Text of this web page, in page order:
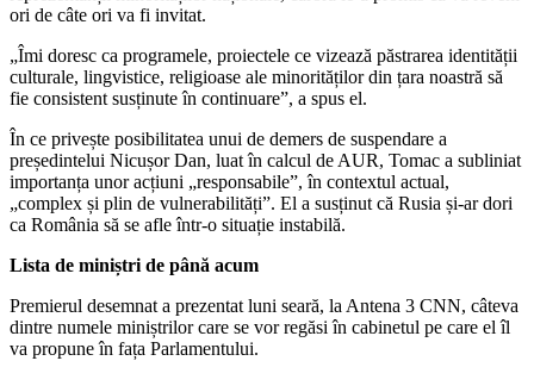
ori de câte ori va fi invitat.
„Îmi doresc ca programele, proiectele ce vizează păstrarea identității
culturale, lingvistice, religioase ale minorităților din țara noastră să
fie consistent susținute în continuare”, a spus el.
În ce privește posibilitatea unui de demers de suspendare a
președintelui Nicușor Dan, luat în calcul de AUR, Tomac a subliniat
importanța unor acțiuni „responsabile”, în contextul actual,
„complex și plin de vulnerabilități”. El a susținut că Rusia și-ar dori
ca România să se afle într-o situație instabilă.
Lista de miniștri de până acum
Premierul desemnat a prezentat luni seară, la Antena 3 CNN, câteva
dintre numele miniștrilor care se vor regăsi în cabinetul pe care el îl
va propune în fața Parlamentului.